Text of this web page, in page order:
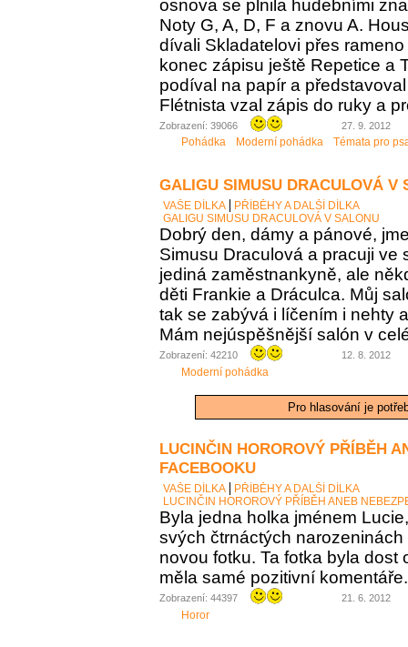
osnova se plnila hudebními
Noty G, A, D, F a znovu A.
dívali Skladatelovi přes
konec zápisu ještě Repetice a
podíval na papír a
Flétnista vzal zápis do ruky a
Zobrazení: 39066 27. 9. 2012
Pohádka Moderní pohádka Témata pro
GALIGU SIMUSU DRACULOVÁ V
VAŠE DÍLKA
PŘÍBĚHY A DALŠÍ DÍLKA
GALIGU SIMUSU DRACULOVÁ V SALONU
Dobrý den, dámy a pánové,
Simusu Draculová a pracuji ve
jediná zaměstnankyně, ale
děti Frankie a Dráculca. Můj
tak se zabývá i líčením i nehty
Mám nejúspěšnější salón v
Zobrazení: 42210 12. 8. 2012
Moderní pohádka
Pro hlasování je
LUCINČIN HOROROVÝ PŘÍBĚH
FACEBOOKU
VAŠE DÍLKA
PŘÍBĚHY A DALŠÍ DÍLKA
LUCINČIN HOROROVÝ PŘÍBĚH ANEB
Byla jedna holka jménem
svých čtrnáctých
novou fotku. Ta fotka byla dost
měla samé pozitivní
Zobrazení: 44397 21. 6. 2012
Horor